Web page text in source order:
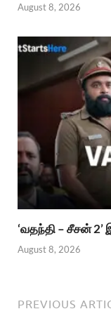
August 8, 2026
‘வதந்தி – சீசன்
August 8, 2026
PREVIOUS